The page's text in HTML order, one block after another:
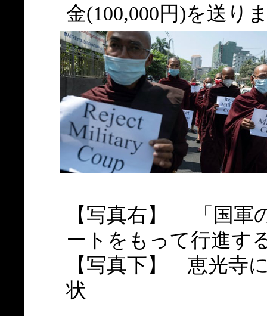
金(100,000円)を送り
【写真右】 「国軍
ートをもって行進す
【写真下】 恵光寺
状